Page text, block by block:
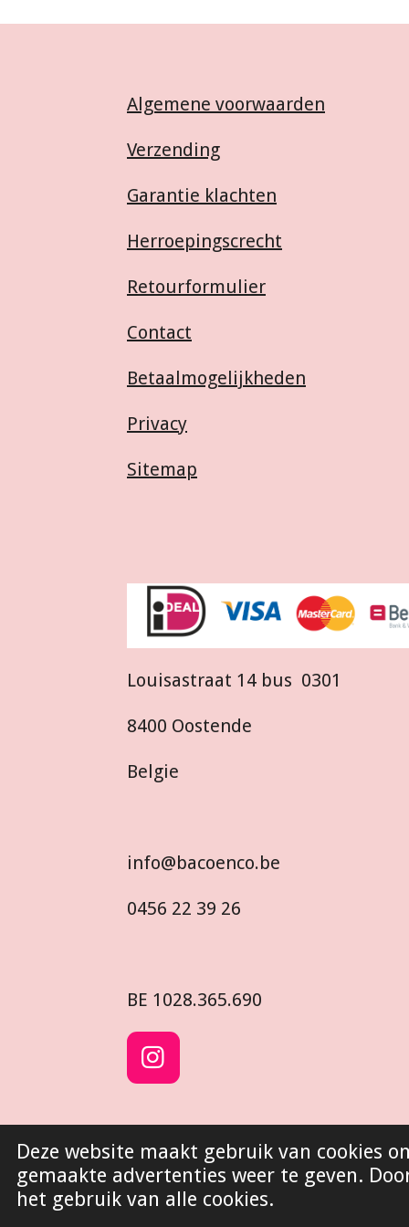
Deze website maakt gebruik van cookies
gemaakte advertenties weer te geven.
het gebruik van alle cookies.
Algemene voorwaarden
Verzending
Garantie klachten
Herroepingscrecht
Retourformulier
Contact
Betaalmogelijkheden
Privacy
Sitemap
Louisastraat 14 bus 0301
8400 Oostende
Belgie
info@bacoenco.be
0456 22 39 26
BE 1028.365.690
I
n
a
g
r
© 2022 - 2026 Baco&Co